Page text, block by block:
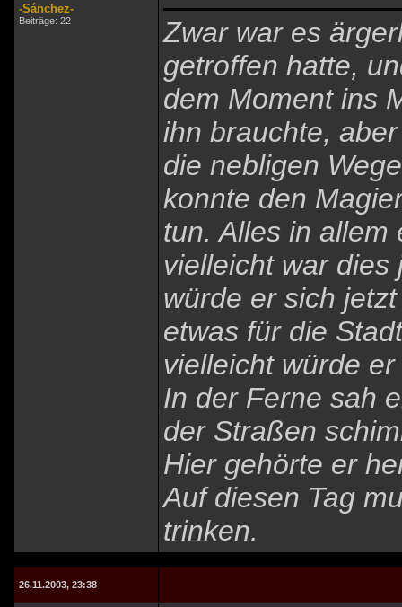
-Sánchez-
Beiträge: 22
Zwar war es
getroffen hatte,
dem Moment ins
ihn brauchte,
die nebligen
konnte den
tun. Alles in allem
vielleicht war dies
würde er sich
etwas für die
vielleicht würde
In der Ferne sah
der Straßen
Hier gehörte er
Auf diesen Tag
trinken.
26.11.2003, 23:38